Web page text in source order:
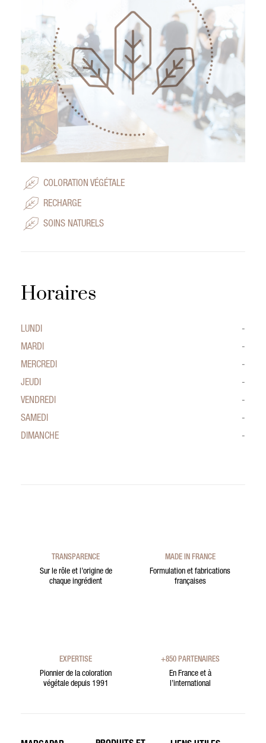
COLORATION VÉGÉTALE
RECHARGE
SOINS NATURELS
Horaires
LUNDI
-
MARDI
-
MERCREDI
-
JEUDI
-
VENDREDI
-
SAMEDI
-
DIMANCHE
-
TRANSPARENCE
Sur le rôle et l’origine de
chaque ingrédient
MADE IN FRANCE
Formulation et fabrications
françaises
EXPERTISE
Pionnier de la coloration
végétale depuis 1991
+850 PARTENAIRES
En France et à
l’international